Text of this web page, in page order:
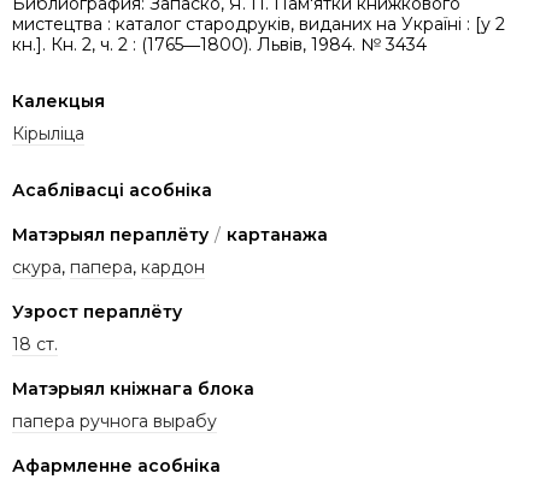
мистецтва : каталог стародруків, виданих на Україні : [у 2
кн.]. Кн. 2, ч. 2 : (1765―1800). Львів, 1984. № 3434
Калекцыя
Кірыліца
Асаблівасці асобніка
Матэрыял пераплёту / картанажа
скура, папера, кардон
Узрост пераплёту
18 ст.
Матэрыял кніжнага блока
папера ручнога вырабу
Афармленне асобніка